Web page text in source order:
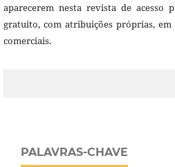
aparecerem nesta revista de acesso
gratuito, com atribuições próprias, em
comerciais.
PALAVRAS-CHAVE